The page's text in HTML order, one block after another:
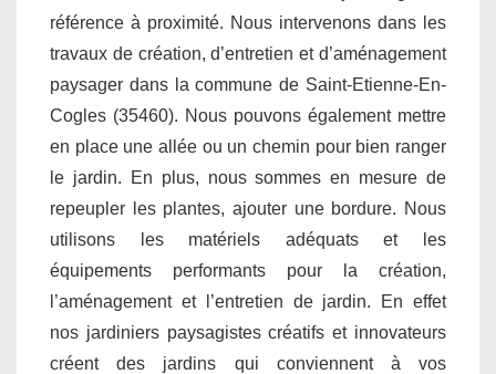
référence à proximité. Nous intervenons dans les
travaux de création, d’entretien et d’aménagement
paysager dans la commune de Saint-Etienne-En-
Cogles (35460). Nous pouvons également mettre
en place une allée ou un chemin pour bien ranger
le jardin. En plus, nous sommes en mesure de
repeupler les plantes, ajouter une bordure. Nous
utilisons les matériels adéquats et les
équipements performants pour la création,
l’aménagement et l’entretien de jardin. En effet
nos jardiniers paysagistes créatifs et innovateurs
créent des jardins qui conviennent à vos